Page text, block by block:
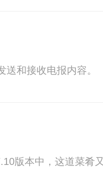
和接收电报内容。
版本中，这道菜肴